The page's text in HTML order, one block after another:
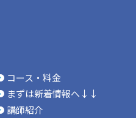
コース・料金
まずは新着情報へ↓↓
講師紹介